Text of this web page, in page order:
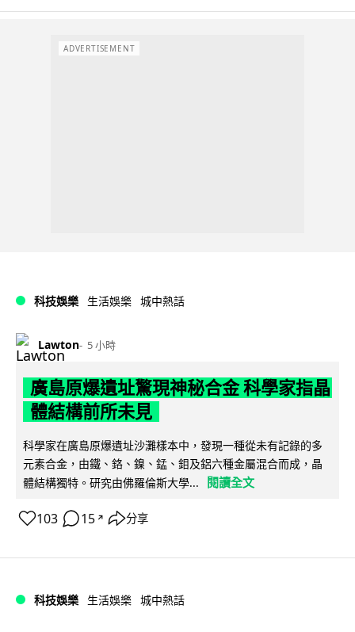
ADVERTISEMENT
科技娛樂 生活娛樂 城中熱話
Lawton 5 小時
廣島原爆遺址驚現神秘合金 科學家指晶
體結構前所未見
科學家在廣島原爆遺址沙灘樣本中，發現一種從未有記錄的多
元素合金，由鐵、鉻、鎳、錳、鉬及鋁六種金屬混合而成，晶
體結構獨特。研究由佛羅倫斯大學...
閱讀全文
103 15 ↗ 分享
科技娛樂 生活娛樂 城中熱話